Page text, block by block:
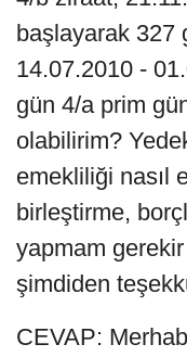
başlayarak 327
14.07.2010 -
gün 4/a prim
olabilirim?
emekliliği nasıl
birleştirme,
yapmam gerekir
şimdiden
CEVAP: